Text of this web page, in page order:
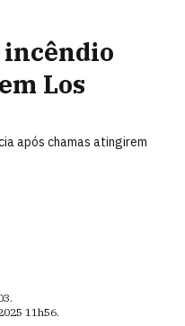
incêndio
Los
após chamas atingirem
.
11h56.